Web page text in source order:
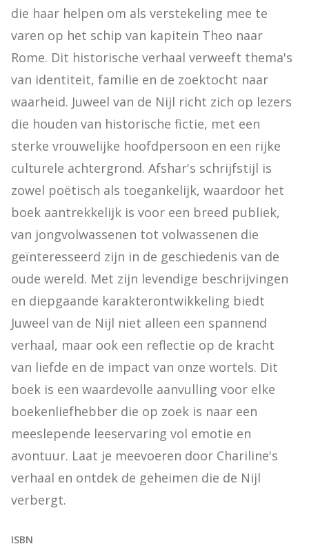
die haar helpen om als verstekeling mee te
varen op het schip van kapitein Theo naar
Rome. Dit historische verhaal verweeft thema's
van identiteit, familie en de zoektocht naar
waarheid. Juweel van de Nijl richt zich op lezers
die houden van historische fictie, met een
sterke vrouwelijke hoofdpersoon en een rijke
culturele achtergrond. Afshar's schrijfstijl is
zowel poëtisch als toegankelijk, waardoor het
boek aantrekkelijk is voor een breed publiek,
van jongvolwassenen tot volwassenen die
geïnteresseerd zijn in de geschiedenis van de
oude wereld. Met zijn levendige beschrijvingen
en diepgaande karakterontwikkeling biedt
Juweel van de Nijl niet alleen een spannend
verhaal, maar ook een reflectie op de kracht
van liefde en de impact van onze wortels. Dit
boek is een waardevolle aanvulling voor elke
boekenliefhebber die op zoek is naar een
meeslepende leeservaring vol emotie en
avontuur. Laat je meevoeren door Chariline's
verhaal en ontdek de geheimen die de Nijl
verbergt.
ISBN